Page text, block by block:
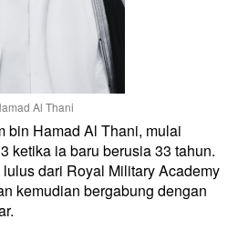
Al Thani
bin Hamad Al Thani, mulai
ketika ia baru berusia 33 tahun.
dari Royal Military Academy
kemudian bergabung dengan